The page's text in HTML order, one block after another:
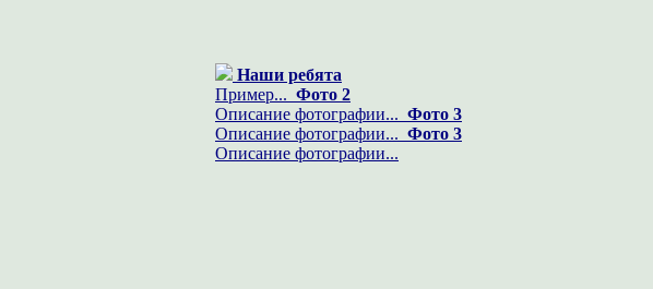
Наши ребята
Пример... Фото 2
Описание фотографии... Фото 3
Описание фотографии... Фото 3
Описание фотографии...